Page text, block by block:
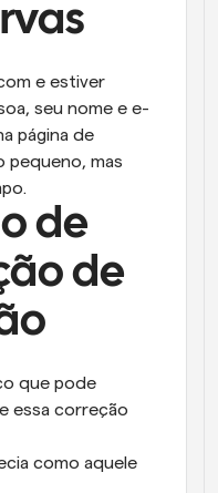
e estiver
seu nome e e-
página de
pequeno, mas
de
de
que pode
essa correção
como aquele